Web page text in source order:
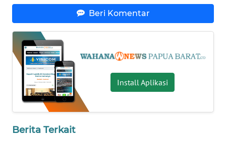
Beri Komentar
Install Aplikasi
Berita Terkait
SUMBAR
WN
SUMSEL
WN
BENGKULU
WN